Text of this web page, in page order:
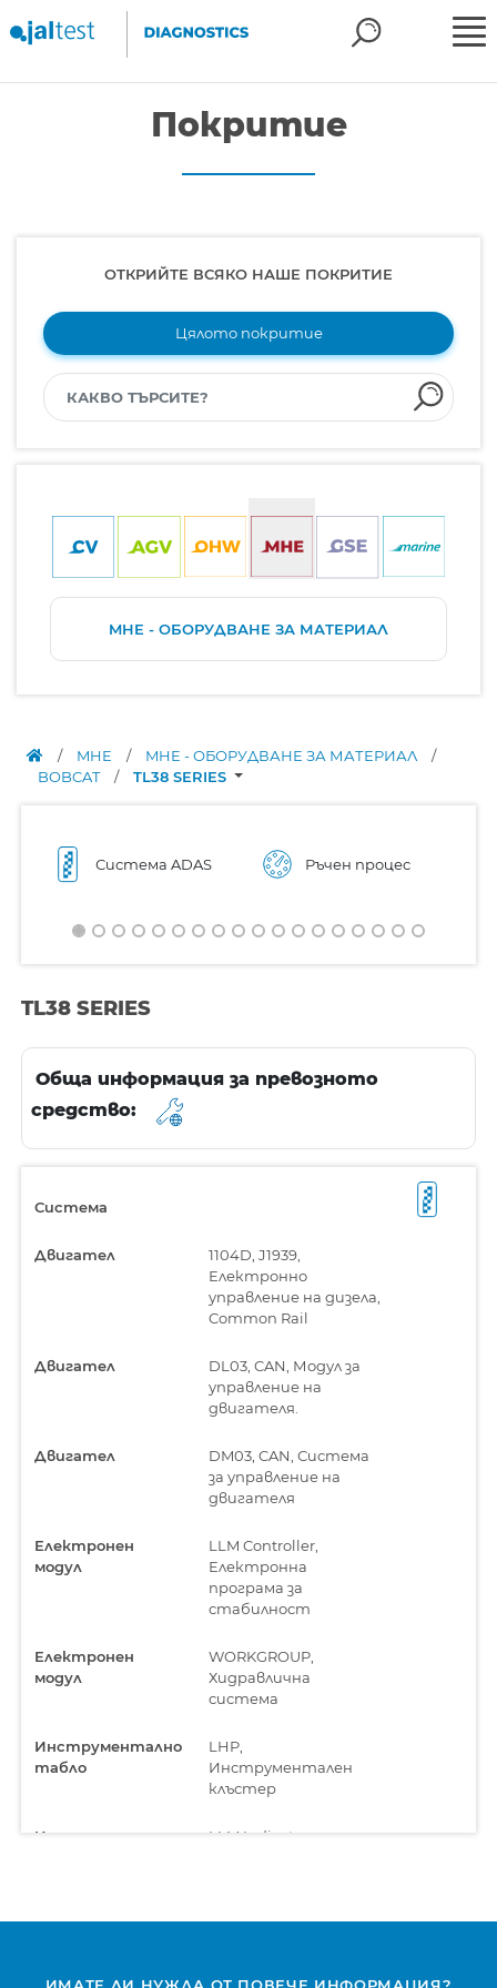
Покритие
ОТКРИЙТЕ ВСЯКО НАШЕ ПОКРИТИЕ
Цялото покритие
MHE - ОБОРУДВАНЕ ЗА МАТЕРИАЛ
/ MHE / MHE - ОБОРУДВАНЕ ЗА МАТЕРИАЛ
/
BOBCAT
/ TL38 SERIES
Система ADAS Ръчен процес
TL38 SERIES
Обща информация за превозното
средство:
Система
Двигател
1104D, J1939,
Електронно
управление на дизела,
Common Rail
Двигател
DL03, CAN, Модул за
управление на
двигателя.
Двигател
DM03, CAN, Система
за управление на
двигателя
Електронен
модул
LLM Controller,
Електронна
програма за
стабилност
Електронен
модул
WORKGROUP,
Хидравлична
система
Инструментално
табло
LHP,
Инструментален
клъстер
Инструментално
LLM Indicator,
Система против
DCU, Управление на
ИМАТЕ ЛИ НУЖДА ОТ ПОВЕЧЕ ИНФОРМАЦИЯ?